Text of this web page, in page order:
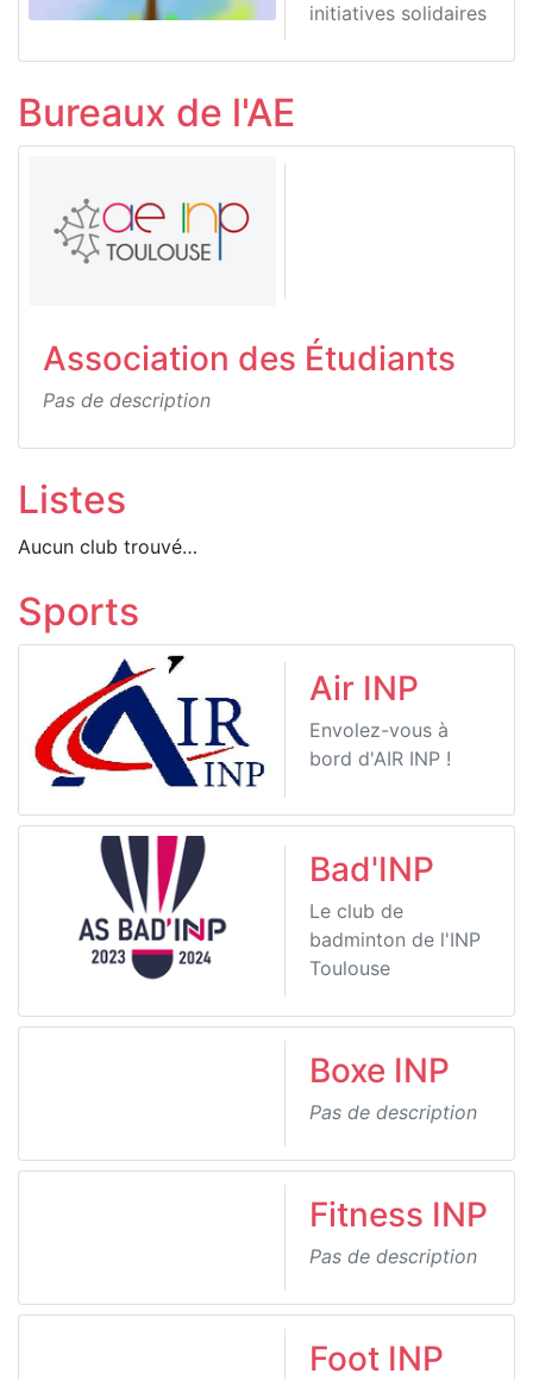
initiatives solidaires
Bureaux de l'AE
Association des Étudiants
Pas de description
Listes
Aucun club trouvé…
Sports
Air INP
Envolez-vous à
bord d'AIR INP !
Bad'INP
Le club de
badminton de l'INP
Toulouse
Boxe INP
Pas de description
Fitness INP
Pas de description
Foot INP